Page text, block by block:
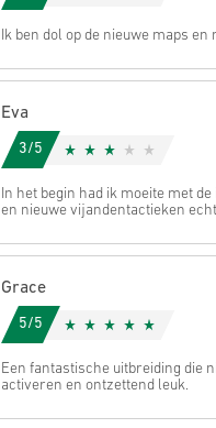
Ik ben dol op de nieuwe maps
Eva
3/5
In het begin had ik moeite met
en nieuwe vijandentactieken
Grace
5/5
Een fantastische uitbreiding die
activeren en ontzettend leuk.